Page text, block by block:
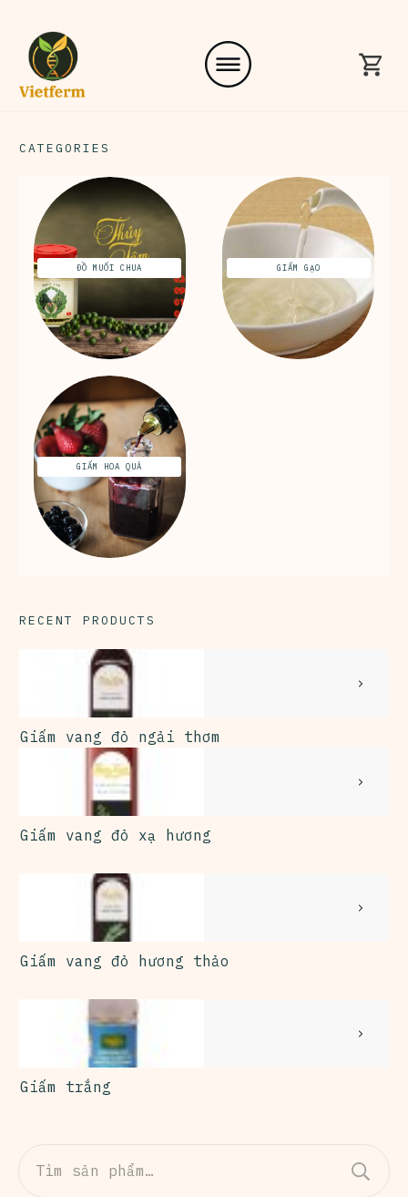
Tìm
CATEGORIES
ĐỒ MUỐI CHUA GIẤM GẠO
GIẤM HOA QUẢ
RECENT PRODUCTS
Giấm vang đỏ ngải thơm
Giấm vang đỏ xạ hương
Giấm vang đỏ hương thảo
Giấm trắng